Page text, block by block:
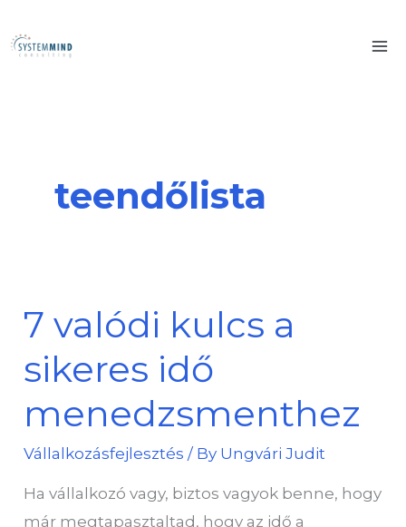
to
teendőlista
7 valódi kulcs a
sikeres idő
menedzsmenthez
Vállalkozásfejlesztés / By Ungvári Judit
Ha vállalkozó vagy, biztos vagyok benne, hogy
már megtapasztaltad, hogy az idő a
7
valódi
kulcs
sikeres
idő
menedzsmenthez